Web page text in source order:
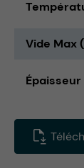
Vide Max